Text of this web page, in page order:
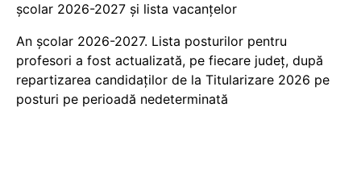
școlar 2026-2027 și lista vacanțelor
An școlar 2026-2027. Lista posturilor pentru
profesori a fost actualizată, pe fiecare județ, după
repartizarea candidaților de la Titularizare 2026 pe
posturi pe perioadă nedeterminată